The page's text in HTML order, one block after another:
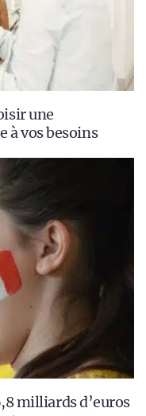
une
à vos besoins
milliards d’euros